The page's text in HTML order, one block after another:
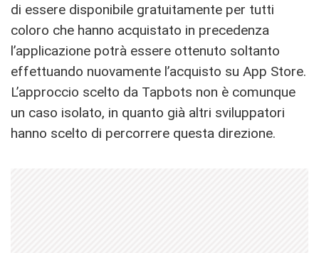
di essere disponibile gratuitamente per tutti
coloro che hanno acquistato in precedenza
l’applicazione potrà essere ottenuto soltanto
effettuando nuovamente l’acquisto su App Store.
L’approccio scelto da Tapbots non è comunque
un caso isolato, in quanto già altri sviluppatori
hanno scelto di percorrere questa direzione.